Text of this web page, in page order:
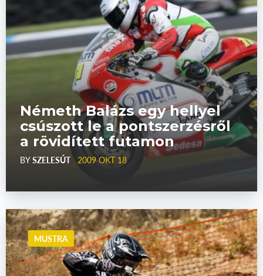
Németh Balázs egy hellyel
csúszott le a pontszerzésről
a rövidített futamon
BYSZELESÚT 2009 OKT 18
MUSTRA